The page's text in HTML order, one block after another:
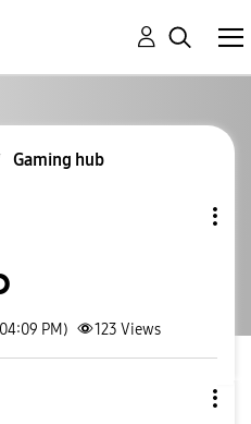
Gaming hub
PM) 123 Views